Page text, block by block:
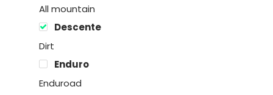
All mountain
Descente
Dirt
Enduro
Enduroad